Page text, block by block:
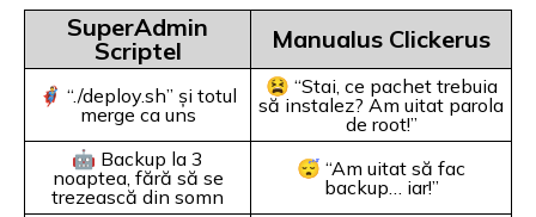
SuperAdmin
Scriptel
Manualus Clickerus
🦸‍♂️ “./deploy.sh” și totul
merge ca uns
😫 “Stai, ce pachet trebuia
să instalez? Am uitat parola
de root!”
🤖 Backup la 3
noaptea, fără să se
trezească din somn
😴 “Am uitat să fac
backup… iar!”